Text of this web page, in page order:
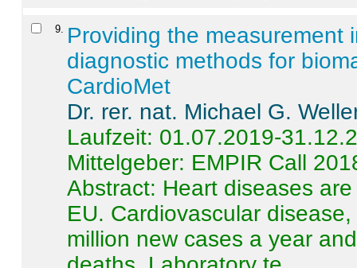
9
Providing the measurement
diagnostic methods for
CardioMet
Dr. rer. nat. Michael G.
Laufzeit: 01.07.2019-
Mittelgeber: EMPIR Call
Abstract: Heart diseases
EU. Cardiovascular
million new cases a year